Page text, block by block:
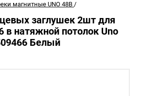
магнитные UNO 48В /
заглушек 2шт для
в натяжной потолок Uno
Белый